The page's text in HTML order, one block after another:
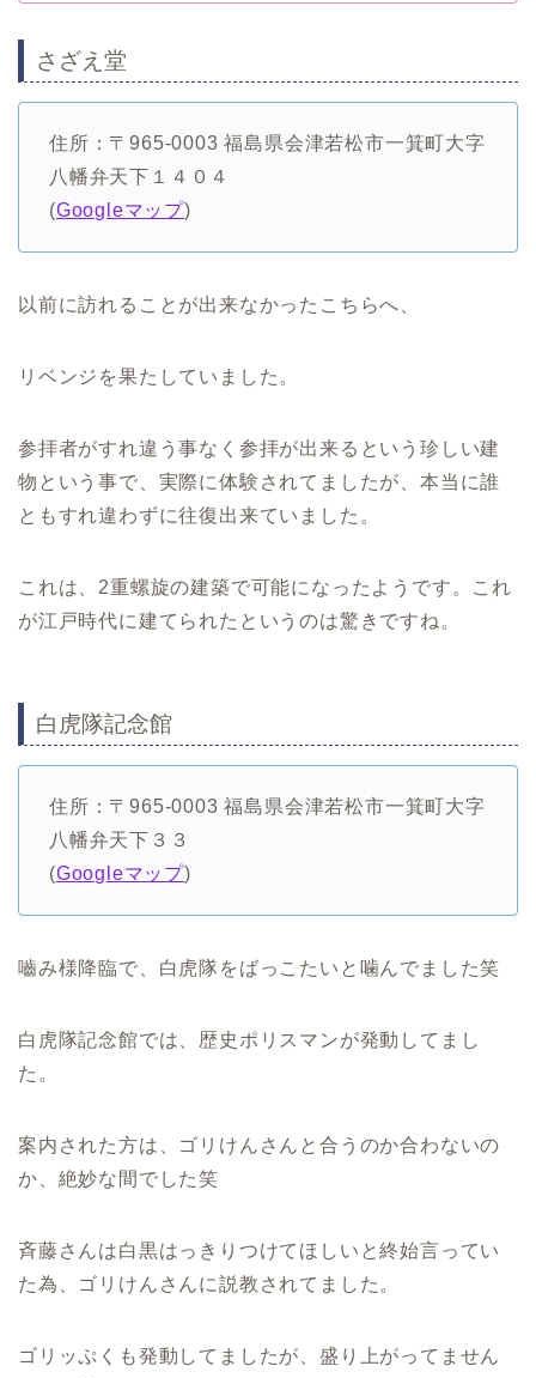
さざえ堂
住所：〒965-0003 福島県会津若松市一箕町大字
八幡弁天下１４０４
(Googleマップ)
以前に訪れることが出来なかったこちらへ、
リベンジを果たしていました。
参拝者がすれ違う事なく参拝が出来るという珍しい建
物という事で、実際に体験されてましたが、本当に誰
ともすれ違わずに往復出来ていました。
これは、2重螺旋の建築で可能になったようです。これ
が江戸時代に建てられたというのは驚きですね。
白虎隊記念館
住所：〒965-0003 福島県会津若松市一箕町大字
八幡弁天下３３
(Googleマップ)
嚙み様降臨で、白虎隊をばっこたいと噛んでました笑
白虎隊記念館では、歴史ポリスマンが発動してまし
た。
案内された方は、ゴリけんさんと合うのか合わないの
か、絶妙な間でした笑
斉藤さんは白黒はっきりつけてほしいと終始言ってい
た為、ゴリけんさんに説教されてました。
ゴリッぷくも発動してましたが、盛り上がってません